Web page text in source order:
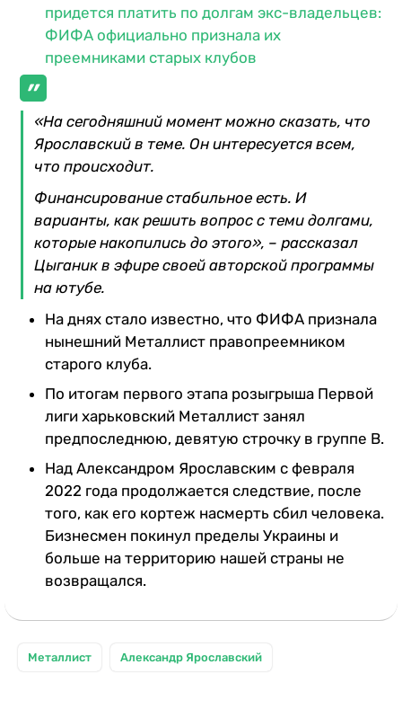
придется платить по долгам экс-владельцев:
ФИФА официально признала их
преемниками старых клубов
«На сегодняшний момент можно сказать, что
Ярославский в теме. Он интересуется всем,
что происходит.
Финансирование стабильное есть. И
варианты, как решить вопрос с теми долгами,
которые накопились до этого», – рассказал
Цыганик в эфире своей авторской программы
на ютубе.
На днях стало известно, что ФИФА признала
нынешний Металлист правопреемником
старого клуба.
По итогам первого этапа розыгрыша Первой
лиги харьковский Металлист занял
предпоследнюю, девятую строчку в группе В.
Над Александром Ярославским с февраля
2022 года продолжается следствие, после
того, как его кортеж насмерть сбил человека.
Бизнесмен покинул пределы Украины и
больше на территорию нашей страны не
возвращался.
Металлист Александр Ярославский